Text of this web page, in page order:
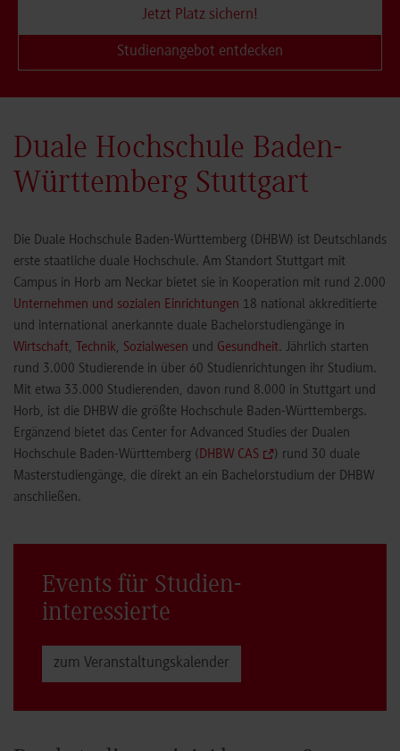
Jetzt Platz sichern!
Studienangebot entdecken
Duale Hochschule Baden-
Württemberg Stuttgart
Die Duale Hochschule Baden-Württemberg (DHBW) ist Deutschlands
erste staatliche duale Hochschule. Am Standort Stuttgart mit
Campus in Horb am Neckar bietet sie in Kooperation mit rund 2.000
Unternehmen und sozialen Einrichtungen 18 national akkreditierte
und international anerkannte duale Bachelorstudiengänge in
Wirtschaft, Technik, Sozialwesen und Gesundheit. Jährlich starten
rund 3.000 Studierende in über 60 Studienrichtungen ihr Studium.
Mit etwa 33.000 Studierenden, davon rund 8.000 in Stuttgart und
Horb, ist die DHBW die größte Hochschule Baden-Württembergs.
Ergänzend bietet das Center for Advanced Studies der Dualen
Hochschule Baden-Württemberg (DHBW CAS
) rund 30 duale
Masterstudiengänge, die direkt an ein Bachelorstudium der DHBW
anschließen.
Events für Studien­
interessierte
zum Veranstaltungs­kalender